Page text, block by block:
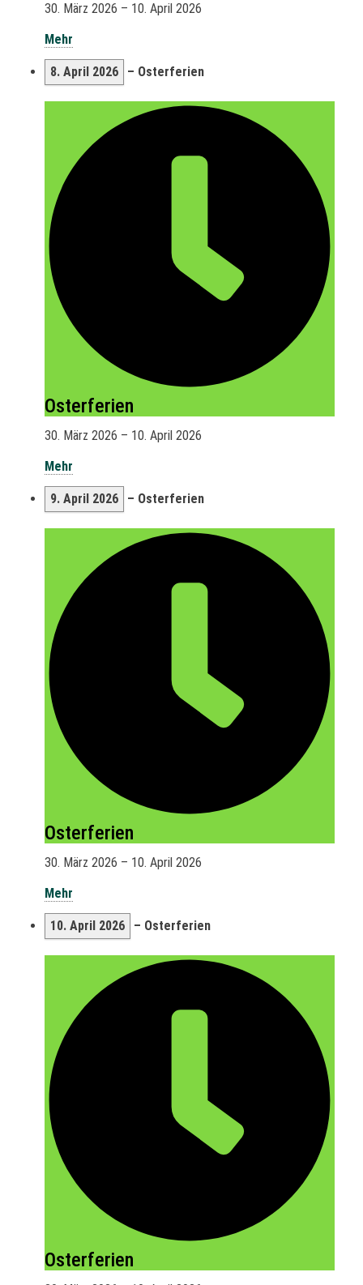
30. März 2026 – 10. April 2026
Mehr
8. April 2026 – Osterferien
Osterferien
30. März 2026 – 10. April 2026
Mehr
9. April 2026 – Osterferien
Osterferien
30. März 2026 – 10. April 2026
Mehr
10. April 2026 – Osterferien
Osterferien